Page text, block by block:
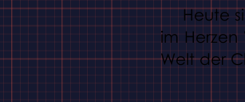
Heute
im
Welt der